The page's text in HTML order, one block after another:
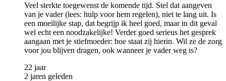
Veel sterkte toegewenst de komende tijd. Stel dat aangeven
van je vader (lees: hulp voor hem regelen), niet te lang uit. Is
een moeilijke stap, dat begrijp ik heel goed, maar in dit geval
wel echt een noodzakelijke! Verder goed serieus het gesprek
aangaan met je stiefmoeder: hoe staat zij hierin. Wil ze de zorg
voor jou blijven dragen, ook wanneer je vader weg is?
22 jaar
2 jaren geleden